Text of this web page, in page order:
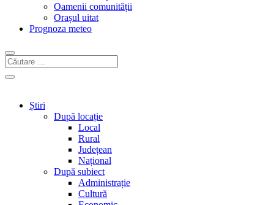
Oamenii comunității
Orașul uitat
Prognoza meteo
Știri
După locație
Local
Rural
Județean
Național
După subiect
Administrație
Cultură